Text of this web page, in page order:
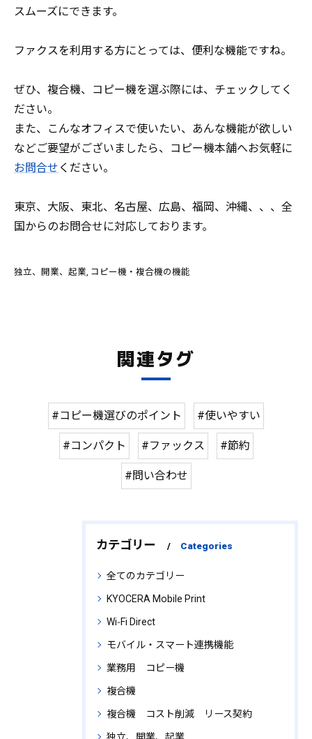
スムーズにできます。
ファクスを利用する方にとっては、便利な機能ですね。
ぜひ、複合機、コピー機を選ぶ際には、チェックしてく
ださい。
また、こんなオフィスで使いたい、あんな機能が欲しい
などご要望がございましたら、コピー機本舗へお気軽に
お問合せ ください。
東京、大阪、東北、名古屋、広島、福岡、沖縄、、、全
国からのお問合せに対応しております。
独立、開業、起業 コピー機・複合機の機能
関連タグ
#コピー機選びのポイント #使いやすい
#コンパクト #ファックス #節約
#問い合わせ
カテゴリー Categories
全てのカテゴリー
KYOCERA Mobile Print
Wi‑Fi Direct
モバイル・スマート連携機能
業務用 コピー機
複合機
複合機 コスト削減 リース契約